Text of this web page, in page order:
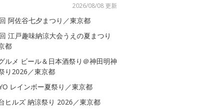
2026/08/08 更新
阿佐谷七夕まつり／東京都
江戸趣味納涼大会うえの夏まつり
都
ルメ ビール＆日本酒祭り＠神田明神
り2026／東京都
レインボー夏祭り／東京都
ヒルズ 納涼祭り 2026／東京都